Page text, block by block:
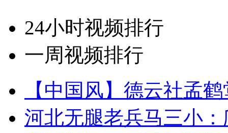
24小时视频排行
一周视频排行
【中国风】德云社孟
河北无腿老兵马三小